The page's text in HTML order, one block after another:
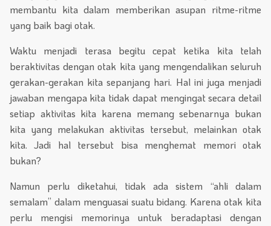
membantu kita dalam memberikan asupan ritme-ritme
yang baik bagi otak.
Waktu menjadi terasa begitu cepat ketika kita telah
beraktivitas dengan otak kita yang mengendalikan seluruh
gerakan-gerakan kita sepanjang hari. Hal ini juga menjadi
jawaban mengapa kita tidak dapat mengingat secara detail
setiap aktivitas kita karena memang sebenarnya bukan
kita yang melakukan aktivitas tersebut, melainkan otak
kita. Jadi hal tersebut bisa menghemat memori otak
bukan?
Namun perlu diketahui, tidak ada sistem “ahli dalam
semalam” dalam menguasai suatu bidang. Karena otak kita
perlu mengisi memorinya untuk beradaptasi dengan